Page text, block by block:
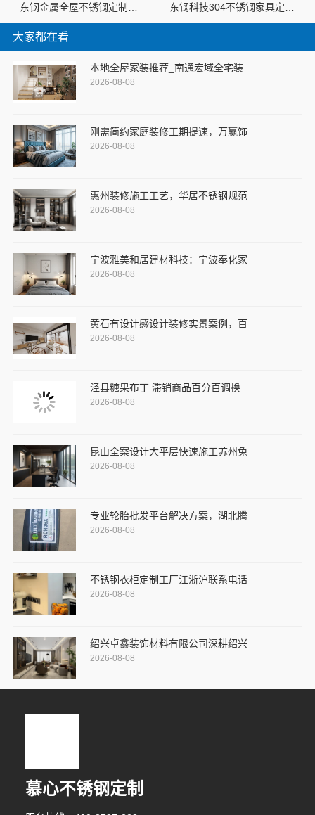
东钢金属全屋不锈钢定制生产商本地 东钢科技304不锈钢家具定制工厂怎么样，江苏东钢金属科技有限公司实力揭秘
大家都在看
本地全屋家装推荐_南通宏域全宅装
2026-08-08
刚需简约家庭装修工期提速，万赢饰
2026-08-08
惠州装修施工工艺，华居不锈钢规范
2026-08-08
宁波雅美和居建材科技：宁波奉化家
2026-08-08
黄石有设计感设计装修实景案例，百
2026-08-08
泾县糖果布丁 滞销商品百分百调换
2026-08-08
昆山全案设计大平层快速施工苏州兔
2026-08-08
专业轮胎批发平台解决方案，湖北腾
2026-08-08
不锈钢衣柜定制工厂江浙沪联系电话
2026-08-08
绍兴卓鑫装饰材料有限公司深耕绍兴
2026-08-08
慕心不锈钢定制